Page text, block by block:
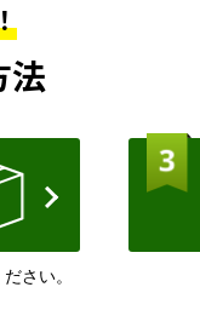
法
さい。